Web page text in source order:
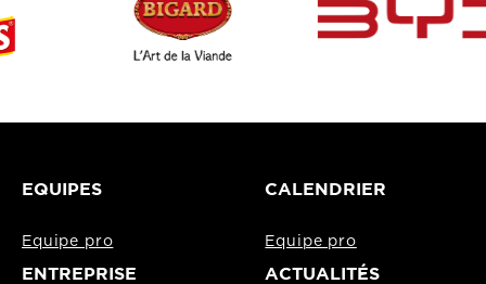
EQUIPES
Equipe pro
CALENDRIER
Equipe pro
ENTREPRISE ACTUALITÉS